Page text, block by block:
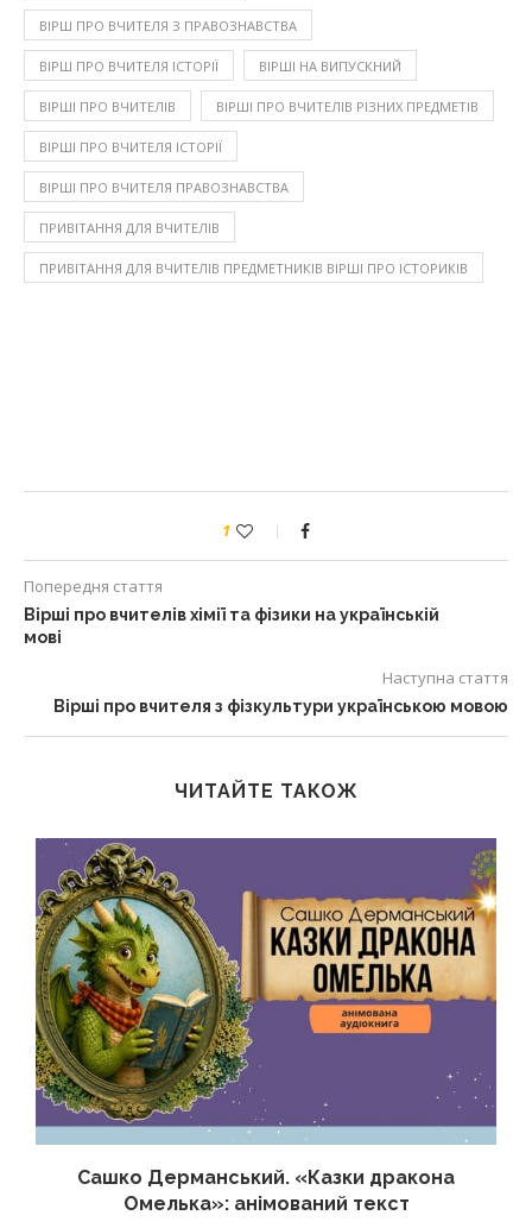
ВІРШ ПРО ВЧИТЕЛЯ З ПРАВОЗНАВСТВА
ВІРШ ПРО ВЧИТЕЛЯ ІСТОРІЇ ВІРШІ НА ВИПУСКНИЙ
ВІРШІ ПРО ВЧИТЕЛІВ ВІРШІ ПРО ВЧИТЕЛІВ РІЗНИХ ПРЕДМЕТІВ
ВІРШІ ПРО ВЧИТЕЛЯ ІСТОРІЇ
ВІРШІ ПРО ВЧИТЕЛЯ ПРАВОЗНАВСТВА
ПРИВІТАННЯ ДЛЯ ВЧИТЕЛІВ
ПРИВІТАННЯ ДЛЯ ВЧИТЕЛІВ ПРЕДМЕТНИКІВ ВІРШІ ПРО ІСТОРИКІВ
1
Попередня стаття
Вірші про вчителів хімії та фізики на українській
мові
Наступна стаття
Вірші про вчителя з фізкультури українською мовою
ЧИТАЙТЕ ТАКОЖ
Сашко Дерманський. «Казки дракона
Омелька»: анімований текст